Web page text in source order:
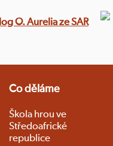
Co děláme
Škola hrou ve
Středoafrické
republice